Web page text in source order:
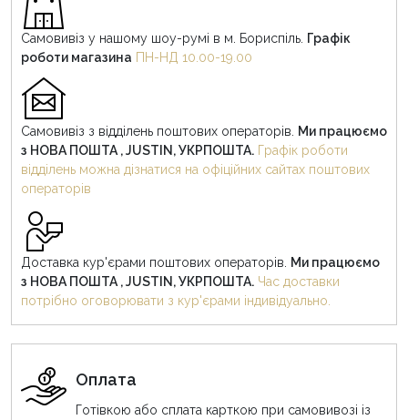
Самовивіз у нашому шоу-румі в м. Бориспіль. Графік
роботи магазина ПН-НД 10.00-19.00
Самовивіз з відділень поштових операторів. Ми працюємо
з НОВА ПОШТА , JUSTIN, УКРПОШТА. Графік роботи
відділень можна дізнатися на офіційних сайтах поштових
операторів
Доставка кур'єрами поштових операторів. Ми працюємо
з НОВА ПОШТА , JUSTIN, УКРПОШТА. Час доставки
потрібно оговорювати з кур'єрами індивідуально.
Оплата
Готівкою або сплата карткою при самовивозі із